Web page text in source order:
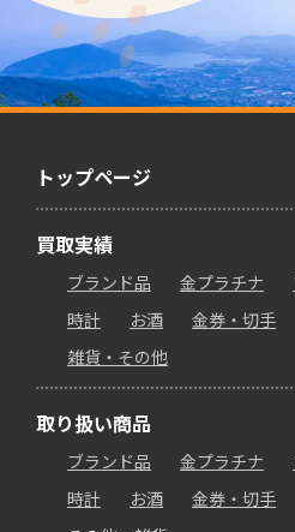
トップページ
買取実績
ブランド品 金プラチナ
時計
お酒 金券・切手
雑貨・その他
取り扱い商品
ブランド品 金プラチナ
時計
お酒 金券・切手